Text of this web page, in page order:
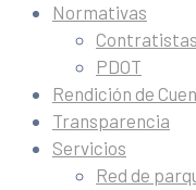
Normativas
PDOT
Rendición de
Transparencia
Servicios
Red de